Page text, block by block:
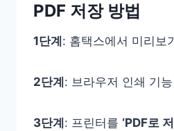
PDF 저장 방법
1단계 : 홈택스에서 미리보
2단계 : 브라우저 인쇄 기
3단계 : 프린터를 ‘PDF로